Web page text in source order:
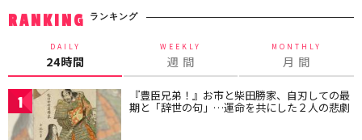
RANKING ランキング
DAILY
24時間
WEEKLY
週 間
MONTHLY
月 間
1 『豊臣兄弟！』お市と柴田勝家、自刃しての最
期と「辞世の句」…運命を共にした２人の悲劇